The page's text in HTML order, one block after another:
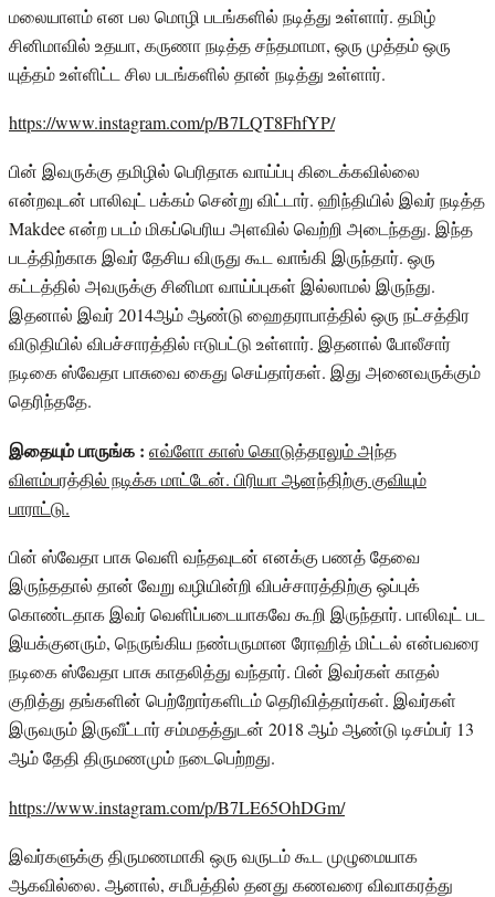
மலையாளம் என பல மொழி படங்களில் நடித்து உள்ளார். தமிழ்
சினிமாவில் உதயா, கருணா நடித்த சந்தமாமா, ஒரு முத்தம் ஒரு
யுத்தம் உள்ளிட்ட சில படங்களில் தான் நடித்து உள்ளார்.
https://www.instagram.com/p/B7LQT8FhfYP/
பின் இவருக்கு தமிழில் பெரிதாக வாய்ப்பு கிடைக்கவில்லை
என்றவுடன் பாலிவுட் பக்கம் சென்று விட்டார். ஹிந்தியில் இவர் நடித்த
Makdee என்ற படம் மிகப்பெரிய அளவில் வெற்றி அடைந்தது. இந்த
படத்திற்காக இவர் தேசிய விருது கூட வாங்கி இருந்தார். ஒரு
கட்டத்தில் அவருக்கு சினிமா வாய்ப்புகள் இல்லாமல் இருந்து.
இதனால் இவர் 2014ஆம் ஆண்டு ஹைதராபாத்தில் ஒரு நட்சத்திர
விடுதியில் விபச்சாரத்தில் ஈடுபட்டு உள்ளார். இதனால் போலீசார்
நடிகை ஸ்வேதா பாசுவை கைது செய்தார்கள். இது அனைவருக்கும்
தெரிந்ததே.
இதையும் பாருங்க : எவ்ளோ காஸ் கொடுத்தாலும் அந்த
விளம்பரத்தில் நடிக்க மாட்டேன். பிரியா ஆனந்திற்கு குவியும்
பாராட்டு.
பின் ஸ்வேதா பாசு வெளி வந்தவுடன் எனக்கு பணத் தேவை
இருந்ததால் தான் வேறு வழியின்றி விபச்சாரத்திற்கு ஒப்புக்
கொண்டதாக இவர் வெளிப்படையாகவே கூறி இருந்தார். பாலிவுட் பட
இயக்குனரும், நெருங்கிய நண்பருமான ரோஹித் மிட்டல் என்பவரை
நடிகை ஸ்வேதா பாசு காதலித்து வந்தார். பின் இவர்கள் காதல்
குறித்து தங்களின் பெற்றோர்களிடம் தெரிவித்தார்கள். இவர்கள்
இருவரும் இருவீட்டார் சம்மதத்துடன் 2018 ஆம் ஆண்டு டிசம்பர் 13
ஆம் தேதி திருமணமும் நடைபெற்றது.
https://www.instagram.com/p/B7LE65OhDGm/
இவர்களுக்கு திருமணமாகி ஒரு வருடம் கூட முழுமையாக
ஆகவில்லை. ஆனால், சமீபத்தில் தனது கணவரை விவாகரத்து